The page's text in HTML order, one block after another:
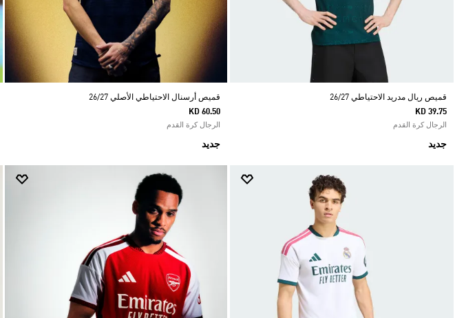
قميص ريال مدريد الاحتياطي 26/27
KD 39.75
الرجال كرة القدم
جديد
قميص أرسنال الاحتياطي الأصلي 26/27
KD 60.50
الرجال كرة القدم
جديد